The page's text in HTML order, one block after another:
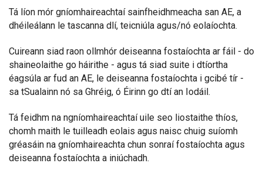
Tá líon mór gníomhaireachtaí sainfheidhmeacha san AE, a
dhéileálann le tascanna dlí, teicniúla agus/nó eolaíochta.
Cuireann siad raon ollmhór deiseanna fostaíochta ar fáil - do
shaineolaithe go háirithe - agus tá siad suite i dtíortha
éagsúla ar fud an AE, le deiseanna fostaíochta i gcibé tír -
sa tSualainn nó sa Ghréig, ó Éirinn go dtí an Iodáil.
Tá feidhm na ngníomhaireachtaí uile seo liostaithe thíos,
chomh maith le tuilleadh eolais agus naisc chuig suíomh
gréasáin na gníomhaireachta chun sonraí fostaíochta agus
deiseanna fostaíochta a iniúchadh.